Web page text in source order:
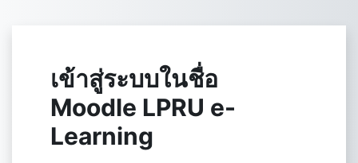
เข้าสู่ระบบในชื่อ
Moodle LPRU e-
Learning